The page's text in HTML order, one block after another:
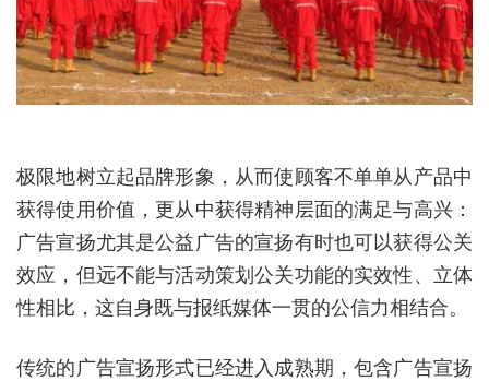
极限地树立起品牌形象，从而使顾客不单单从产品中
获得使用价值，更从中获得精神层面的满足与高兴：
广告宣扬尤其是公益广告的宣扬有时也可以获得公关
效应，但远不能与活动策划公关功能的实效性、立体
性相比，这自身既与报纸媒体一贯的公信力相结合。
传统的广告宣扬形式已经进入成熟期，包含广告宣扬